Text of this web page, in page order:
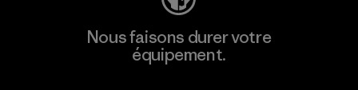
Nous faisons durer votre
équipement.